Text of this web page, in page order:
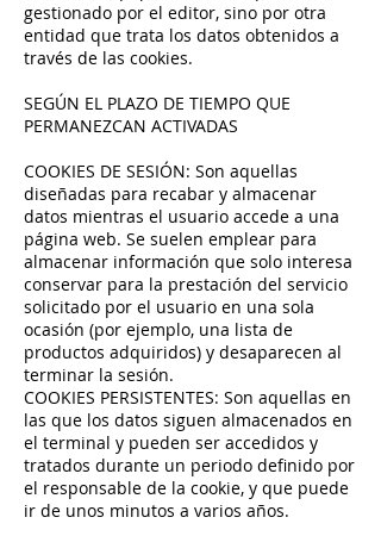
gestionado por el editor, sino por otra
entidad que trata los datos obtenidos a
través de las cookies.
SEGÚN EL PLAZO DE TIEMPO QUE
PERMANEZCAN ACTIVADAS
COOKIES DE SESIÓN: Son aquellas
diseñadas para recabar y almacenar
datos mientras el usuario accede a una
página web. Se suelen emplear para
almacenar información que solo interesa
conservar para la prestación del servicio
solicitado por el usuario en una sola
ocasión (por ejemplo, una lista de
productos adquiridos) y desaparecen al
terminar la sesión.
COOKIES PERSISTENTES: Son aquellas en
las que los datos siguen almacenados en
el terminal y pueden ser accedidos y
tratados durante un periodo definido por
el responsable de la cookie, y que puede
ir de unos minutos a varios años.